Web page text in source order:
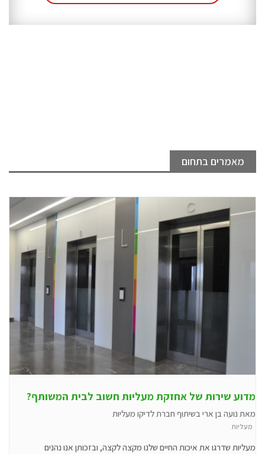
מאמרים בתחום
מדוע שירות של אחזקת מעליות חשוב לבית המשותף?
מאת נועה בן ארי בשיתוף חברת לדיקו מעליות
מעליות
מעליות שדרגו את איכות החיים שלנו מקצה לקצה, ובזכותן אנו נהנים